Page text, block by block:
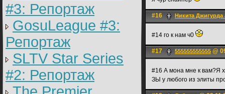
#3: Репортаж
GosuLeague #3:
Репортаж
SLTV Star Series
#2: Репортаж
#16 Никита Джигурда
#14 го к нам ч0
#17 555555555555 @
#16 А мона мне к вам?Я
ЗЫ у любого из элиты